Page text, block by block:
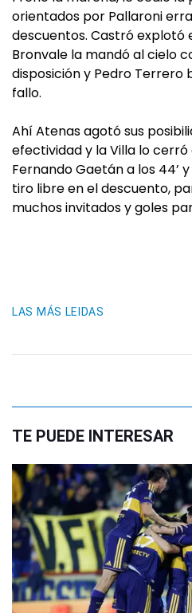
orientados por Pallaroni
descuentos. Castró explotó
Bronvale la mandó al cielo
disposición y Pedro Terrero
fallo.
Ahí Atenas agotó sus
efectividad y la Villa lo
Fernando Gaetán a los 44’
tiro libre en el descuento,
muchos invitados y goles
LAS MÁS LEIDAS
TE PUEDE INTERESAR